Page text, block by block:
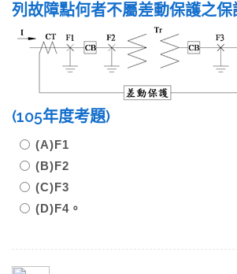
列故障點何者不屬差動保護之保
(105年度考題)
(A)F1
(B)F2
(C)F3
(D)F4。